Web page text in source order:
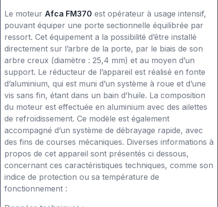
Le moteur Afca FM370 est opérateur à usage intensif,
pouvant équiper une porte sectionnelle équilibrée par
ressort. Cet équipement a la possibilité d’être installé
directement sur l’arbre de la porte, par le biais de son
arbre creux (diamètre : 25,4 mm) et au moyen d’un
support. Le réducteur de l’appareil est réalisé en fonte
d’aluminium, qui est muni d’un système à roue et d’une
vis sans fin, étant dans un bain d’huile. La composition
du moteur est effectuée en aluminium avec des ailettes
de refroidissement. Ce modèle est également
accompagné d’un système de débrayage rapide, avec
des fins de courses mécaniques. Diverses informations à
propos de cet appareil sont présentés ci dessous,
concernant ces caractéristiques techniques, comme son
indice de protection ou sa température de
fonctionnement :